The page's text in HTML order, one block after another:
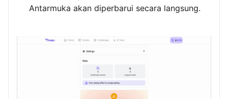
Antarmuka akan diperbarui secara langsung.